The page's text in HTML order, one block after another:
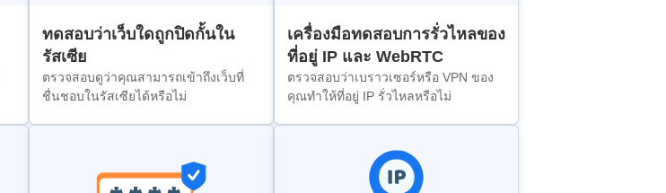
ทดสอบว่าเว็บใดถูกปิดกั้นใน
รัสเซีย
ตรวจสอบดูว่าคุณสามารถเข้าถึงเว็บที่
ชื่นชอบในรัสเซียได้หรือไม่
เครื่องมือทดสอบการรั่วไหลของ
ที่อยู่ IP และ WebRTC
ตรวจสอบว่าเบราวเซอร์หรือ VPN ของ
คุณทำให้ที่อยู่ IP รั่วไหลหรือไม่